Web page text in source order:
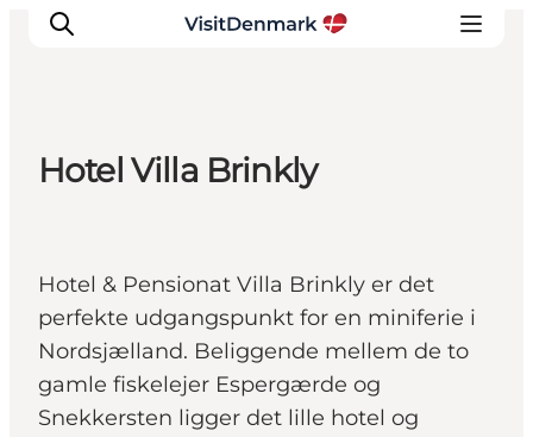
Oplevelser
Overnatning
Planlæg ferien
Hotel Villa Brinkly
Hotel & Pensionat Villa Brinkly er det
perfekte udgangspunkt for en miniferie i
Nordsjælland. Beliggende mellem de to
gamle fiskelejer Espergærde og
Snekkersten ligger det lille hotel og